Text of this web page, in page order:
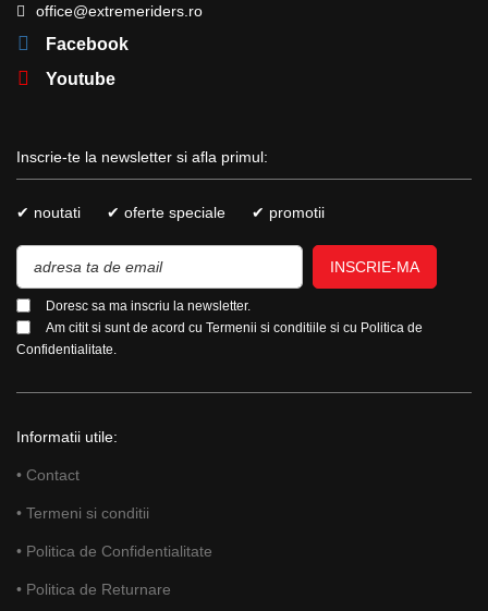
office@extremeriders.ro
Facebook
Youtube
Inscrie-te la newsletter si afla primul:
✔ noutati ✔ oferte speciale ✔ promotii
INSCRIE-MA
Doresc sa ma inscriu la newsletter.
Am citit si sunt de acord cu Termenii si conditiile si cu Politica de
Confidentialitate.
Informatii utile:
• Contact
• Termeni si conditii
• Politica de Confidentialitate
• Politica de Returnare